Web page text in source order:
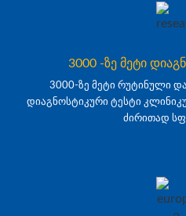
3000 -ზე მეტი
3000-ზე მეტი რუტინული
დიაგნოსტიკური ტესტი
ძირითად